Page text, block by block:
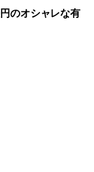
のオシャレな有